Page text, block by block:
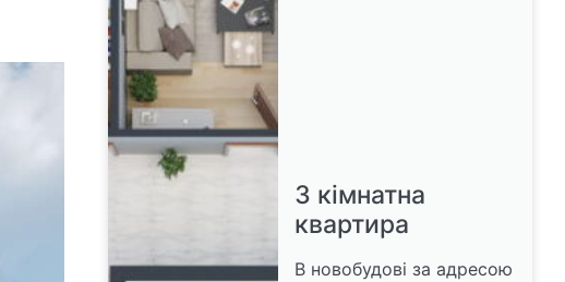
3 кімнатна
квартира
В новобудові за адресою